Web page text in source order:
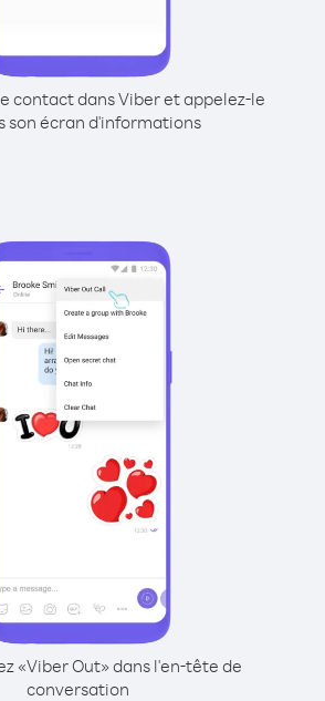
contact dans Viber et appelez-le
son écran d'informations
«Viber Out» dans l'en-tête de
conversation